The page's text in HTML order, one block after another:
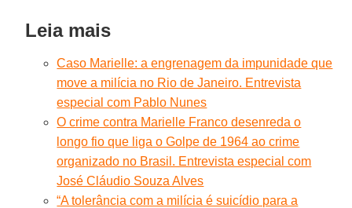
Leia mais
Caso Marielle: a engrenagem da impunidade que
move a milícia no Rio de Janeiro. Entrevista
especial com Pablo Nunes
O crime contra Marielle Franco desenreda o
longo fio que liga o Golpe de 1964 ao crime
organizado no Brasil. Entrevista especial com
José Cláudio Souza Alves
“A tolerância com a milícia é suicídio para a